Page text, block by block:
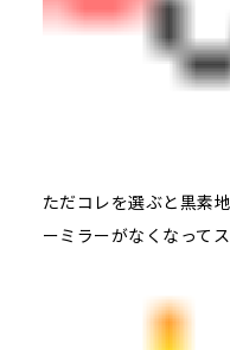
ただコレを選ぶと黒素
ーミラーがなくなって